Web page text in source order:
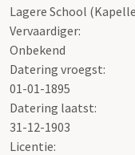
Lagere School
Vervaardiger:
Onbekend
Datering vroegst:
01-01-1895
Datering laatst:
31-12-1903
Licentie: